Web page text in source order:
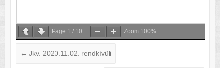
Page 1 / 10 Zoom 100%
← Jkv. 2020.11.02. rendkívüli